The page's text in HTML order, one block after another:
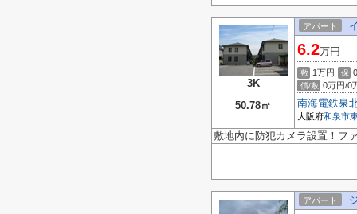
3K
50.78㎡
アパート
6.2万円
敷 1万円 保
償/敷 0万円/0
南海電鉄泉
大阪府和泉市
敷地内に防犯カメラ設置！フ
アパート